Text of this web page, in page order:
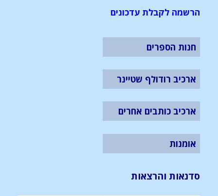
הרשמה לקבלת עדכונים
חנות הספרים
ארכיב רודולף שטיינר
ארכיב כותבים אחרים
אומנות
סדנאות והרצאות